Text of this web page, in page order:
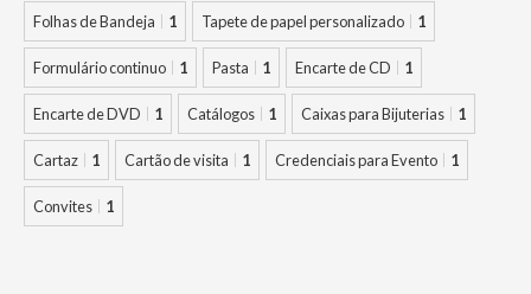
Folhas de Bandeja 1 Tapete de papel personalizado 1
Formulário continuo 1 Pasta 1 Encarte de CD 1
Encarte de DVD 1 Catálogos 1 Caixas para Bijuterias 1
Cartaz 1 Cartão de visita 1 Credenciais para Evento 1
Convites 1